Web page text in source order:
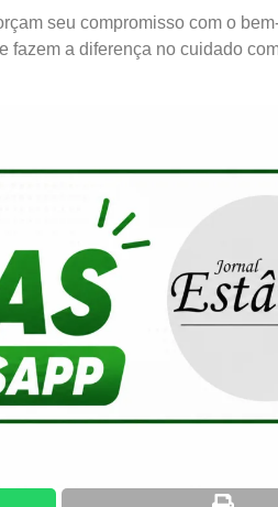
seu compromisso com o
a diferença no cuidado